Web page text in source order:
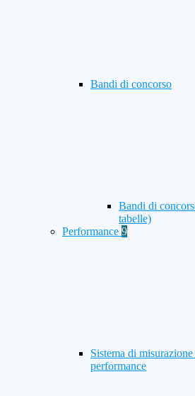
Bandi di concorso
Bandi di
tabelle)
Performance 9
Sistema di
performance